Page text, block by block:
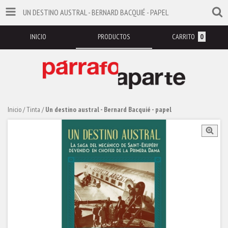
UN DESTINO AUSTRAL - BERNARD BACQUIÉ - PAPEL
INICIO PRODUCTOS CARRITO 0
Inicio/Tinta / Un destino austral - Bernard Bacquié - papel